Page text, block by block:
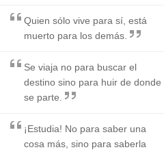
Quien sólo vive para sí, está
muerto para los demás.
Se viaja no para buscar el
destino sino para huir de donde
se parte.
¡Estudia! No para saber una
cosa más, sino para saberla